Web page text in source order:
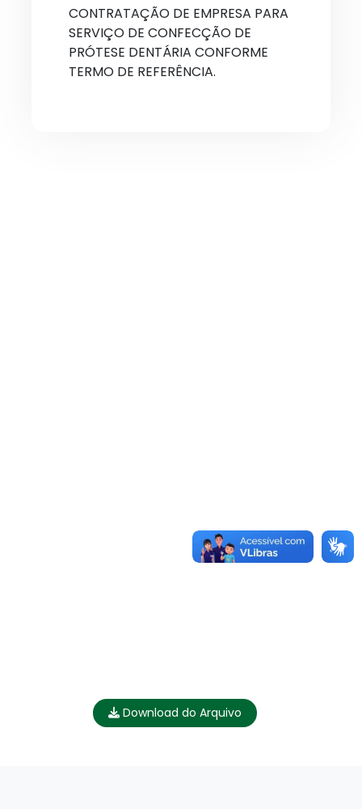
CONTRATAÇÃO DE EMPRESA PARA
SERVIÇO DE CONFECÇÃO DE
PRÓTESE DENTÁRIA CONFORME
TERMO DE REFERÊNCIA.
Download do Arquivo